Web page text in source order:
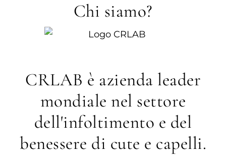
Chi siamo?
CRLAB è azienda leader
mondiale nel settore
dell'infoltimento e del
benessere di cute e capelli.